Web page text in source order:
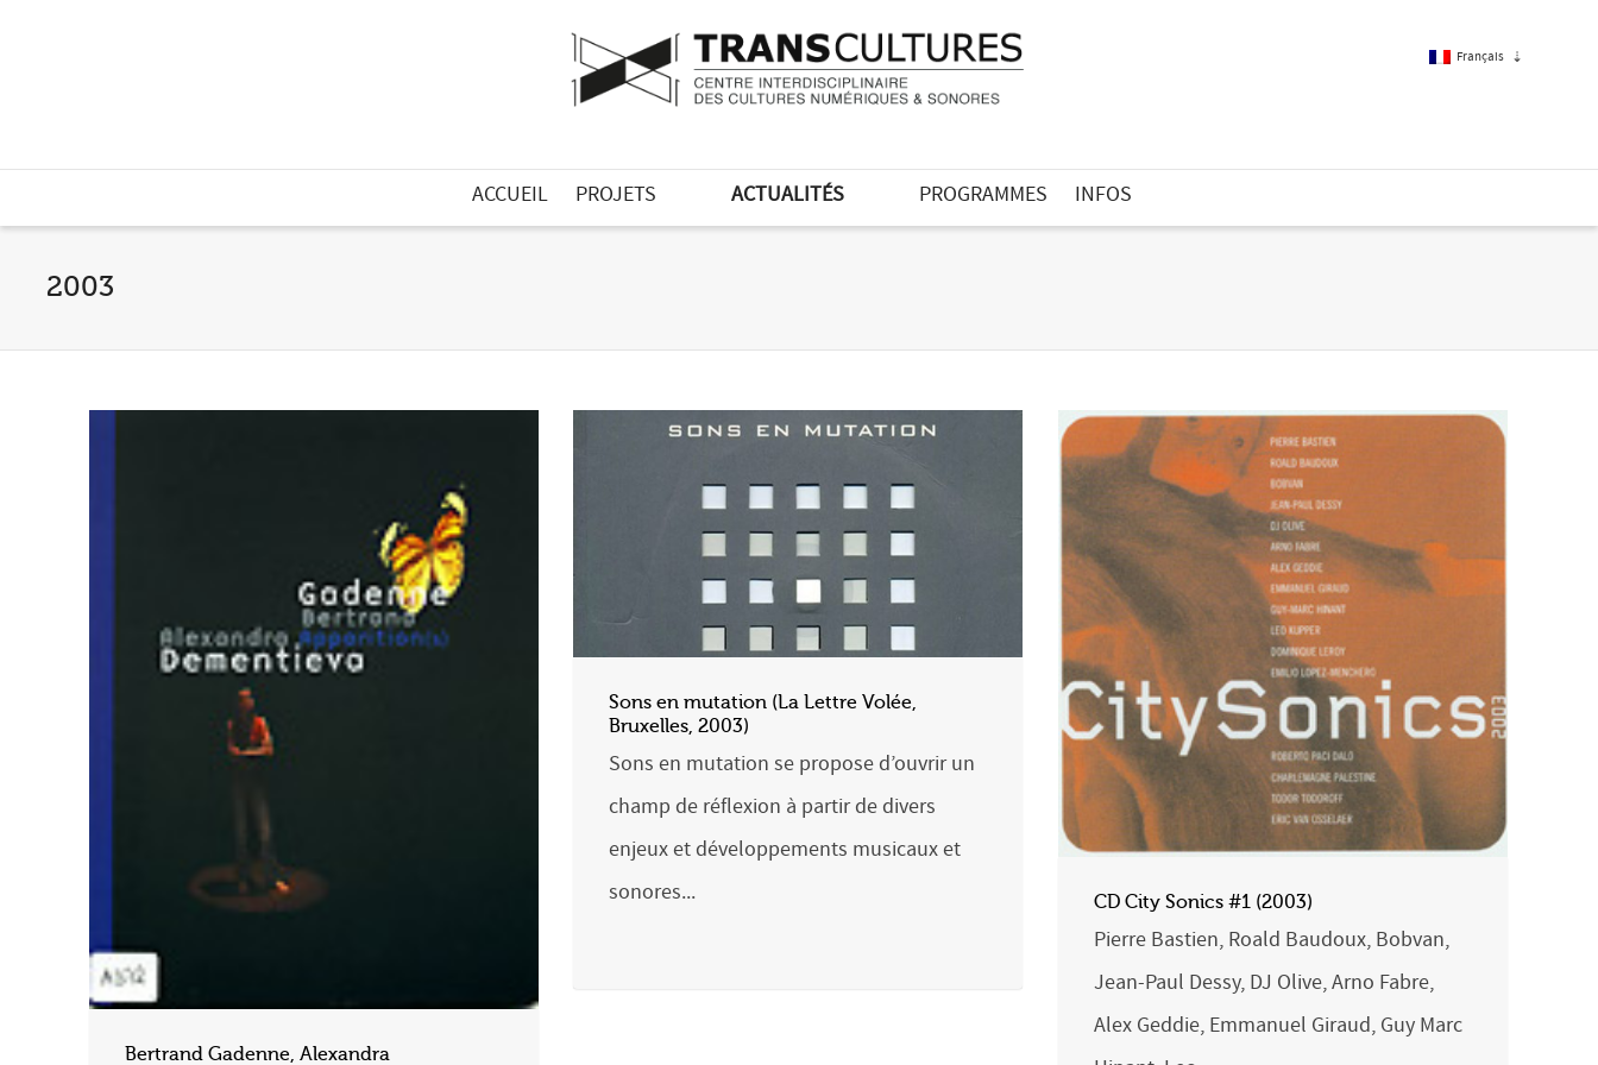
Français
ACCUEIL PROJETS ACTUALITÉS PROGRAMMES INFOS
2003
Bertrand Gadenne, Alexandra
Sons en mutation (La Lettre Volée,
Bruxelles, 2003)
Sons en mutation se propose d’ouvrir un
champ de réflexion à partir de divers
enjeux et développements musicaux et
sonores...
CD City Sonics #1 (2003)
Pierre Bastien, Roald Baudoux, Bobvan,
Jean-Paul Dessy, DJ Olive, Arno Fabre,
Alex Geddie, Emmanuel Giraud, Guy Marc